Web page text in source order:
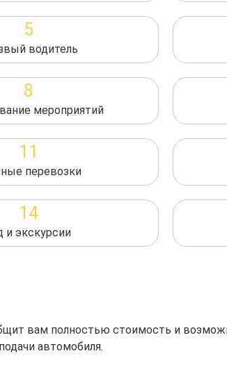
5
водитель
8
мероприятий
11
перевозки
14
и экскурсии
вам полностью стоимость и
автомобиля.